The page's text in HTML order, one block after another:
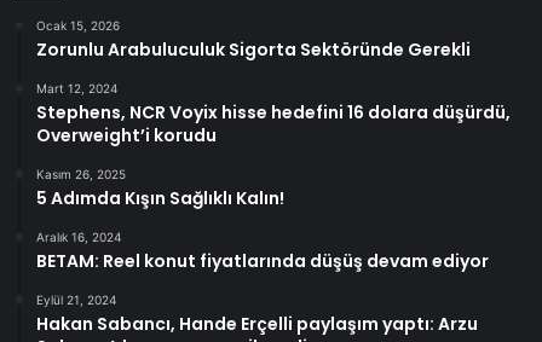
Ocak 15, 2026
Zorunlu Arabuluculuk Sigorta Sektöründe Gerekli
Mart 12, 2024
Stephens, NCR Voyix hisse hedefini 16 dolara düşürdü,
Overweight’i korudu
Kasım 26, 2025
5 Adımda Kışın Sağlıklı Kalın!
Aralık 16, 2024
BETAM: Reel konut fiyatlarında düşüş devam ediyor
Eylül 21, 2024
Hakan Sabancı, Hande Erçelli paylaşım yaptı: Arzu